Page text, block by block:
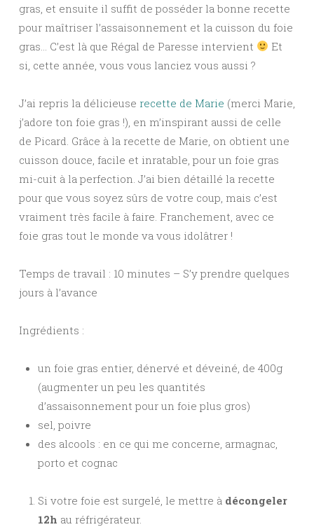
gras, et ensuite il suffit de posséder la bonne recette
pour maîtriser l’assaisonnement et la cuisson du foie
gras… C’est là que Régal de Paresse intervient
Et
si, cette année, vous vous lanciez vous aussi ?
J’ai repris la délicieuse recette de Marie (merci Marie,
j’adore ton foie gras !), en m’inspirant aussi de celle
de Picard. Grâce à la recette de Marie, on obtient une
cuisson douce, facile et inratable, pour un foie gras
mi-cuit à la perfection. J’ai bien détaillé la recette
pour que vous soyez sûrs de votre coup, mais c’est
vraiment très facile à faire. Franchement, avec ce
foie gras tout le monde va vous idolâtrer !
Temps de travail : 10 minutes – S’y prendre quelques
jours à l’avance
Ingrédients :
un foie gras entier, dénervé et déveiné, de 400g
(augmenter un peu les quantités
d’assaisonnement pour un foie plus gros)
sel, poivre
des alcools : en ce qui me concerne, armagnac,
porto et cognac
Si votre foie est surgelé, le mettre à décongeler
12h au réfrigérateur.